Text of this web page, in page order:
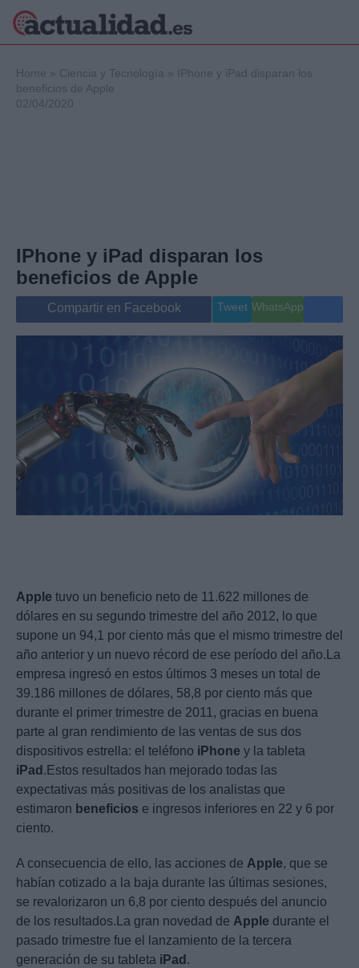
Internacional
Viajes
Gente
Musica
Home » Ciencia y Tecnología »
IPhone y iPad disparan los
beneficios de Apple
02/04/2020
IPhone y iPad disparan los
beneficios de Apple
Compartir en Facebook Tweet WhatsApp
Apple tuvo un beneficio neto de 11.622 millones de
dólares en su segundo trimestre del año 2012, lo que
supone un 94,1 por ciento más que el mismo trimestre del
año anterior y un nuevo récord de ese período del año.La
empresa ingresó en estos últimos 3 meses un total de
39.186 millones de dólares, 58,8 por ciento más que
durante el primer trimestre de 2011, gracias en buena
parte al gran rendimiento de las ventas de sus dos
dispositivos estrella: el teléfono iPhone y la tableta
iPad .Estos resultados han mejorado todas las
expectativas más positivas de los analistas que
estimaron beneficios e ingresos inferiores en 22 y 6 por
ciento.
A consecuencia de ello, las acciones de Apple, que se
habían cotizado a la baja durante las últimas sesiones,
se revalorizaron un 6,8 por ciento después del anuncio
de los resultados.La gran novedad de Apple durante el
pasado trimestre fue el lanzamiento de la tercera
generación de su tableta iPad .